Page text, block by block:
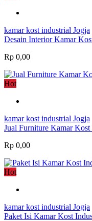
kamar kost industrial Jogja
Desain Interior Kamar
Rp 0,00
Hot
kamar kost industrial Jogja
Jual Furniture Kamar
Rp 0,00
Hot
kamar kost industrial Jogja
Paket Isi Kamar Kost